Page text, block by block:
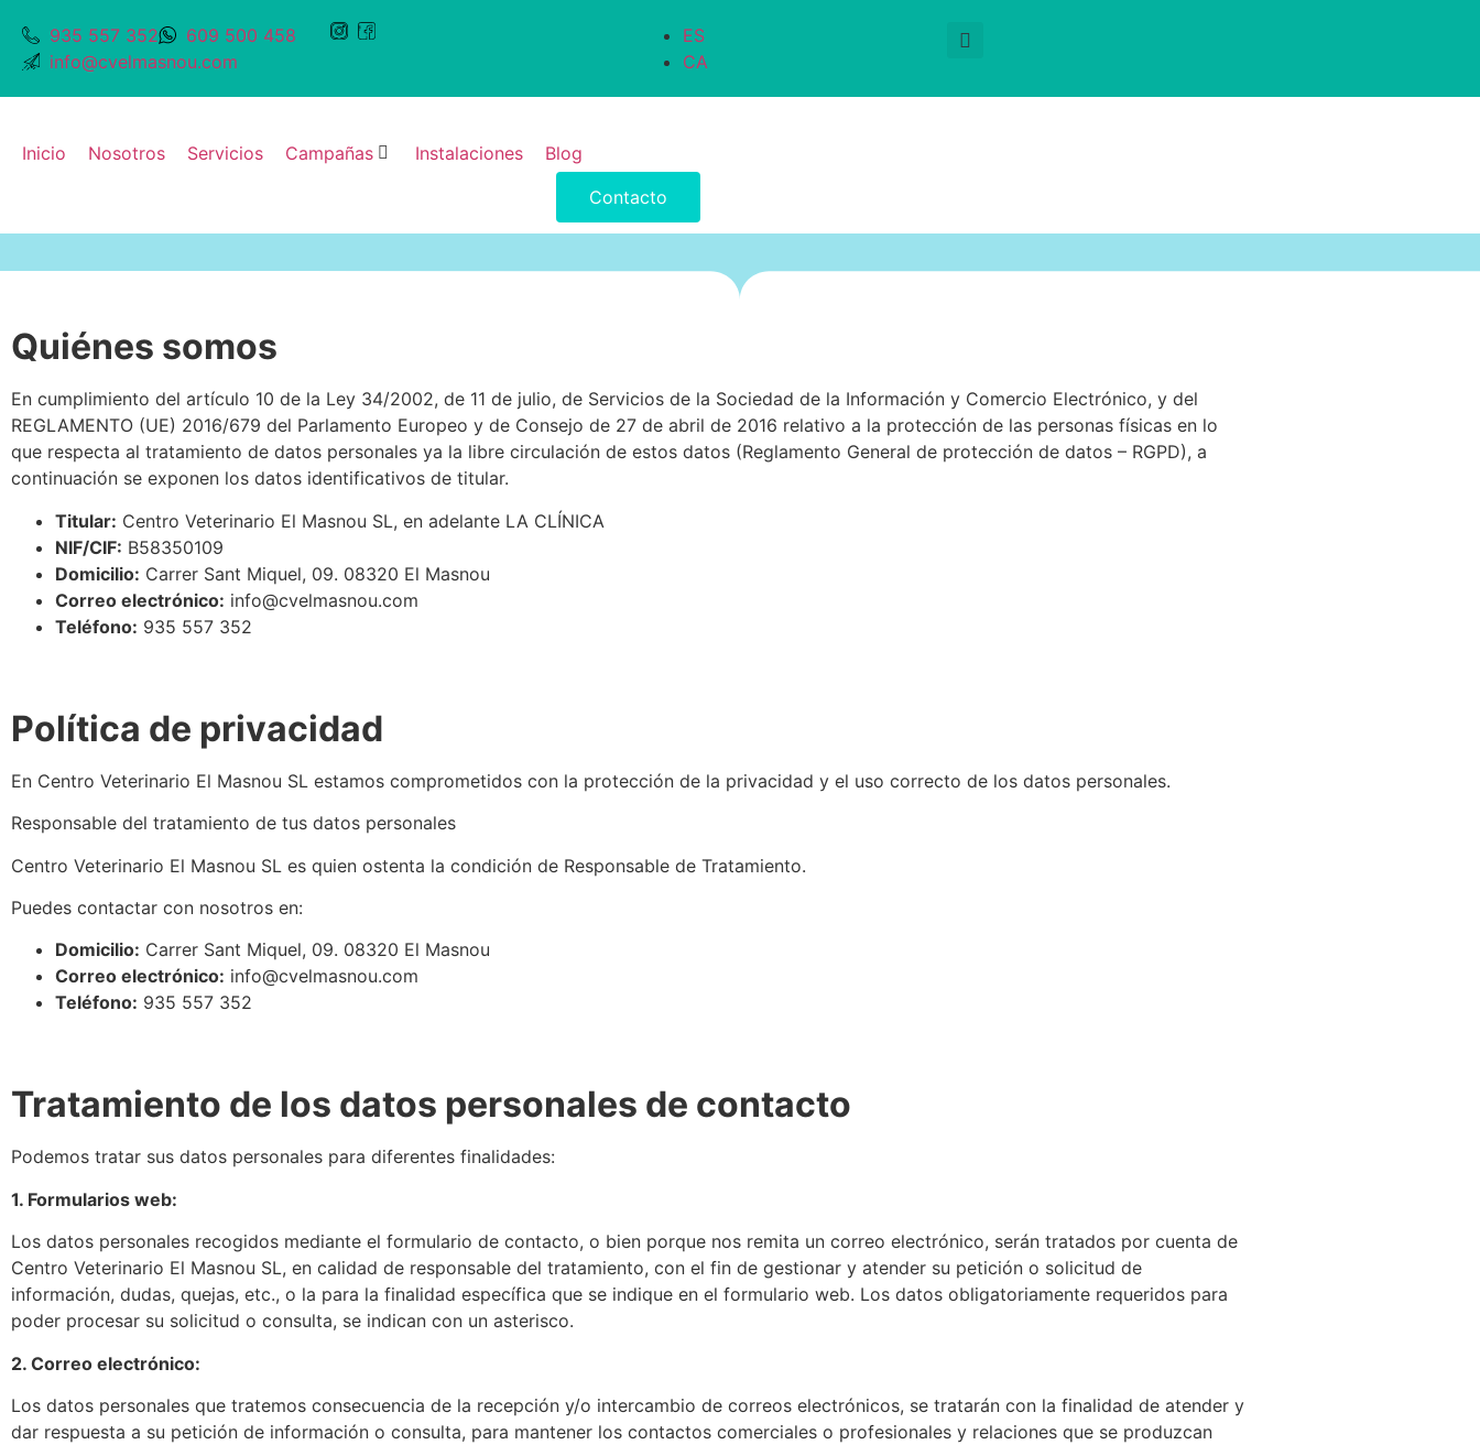
935 557 352
609 500 458
info@cvelmasnou.com
ES
CA
Inicio Nosotros Servicios Campañas Instalaciones
Blog
Contacto
Quiénes somos
En cumplimiento del artículo 10 de la Ley 34/2002, de 11 de julio, de Servicios de la Sociedad de la Información y Comercio Electrónico, y del
REGLAMENTO (UE) 2016/679 del Parlamento Europeo y de Consejo de 27 de abril de 2016 relativo a la protección de las personas físicas en lo
que respecta al tratamiento de datos personales ya la libre circulación de estos datos (Reglamento General de protección de datos – RGPD), a
continuación se exponen los datos identificativos de titular.
Titular: Centro Veterinario El Masnou SL, en adelante LA CLÍNICA
NIF/CIF: B58350109
Domicilio: Carrer Sant Miquel, 09. 08320 El Masnou
Correo electrónico: info@cvelmasnou.com
Teléfono: 935 557 352
Política de privacidad
En Centro Veterinario El Masnou SL estamos comprometidos con la protección de la privacidad y el uso correcto de los datos personales.
Responsable del tratamiento de tus datos personales
Centro Veterinario El Masnou SL es quien ostenta la condición de Responsable de Tratamiento.
Puedes contactar con nosotros en:
Domicilio: Carrer Sant Miquel, 09. 08320 El Masnou
Correo electrónico: info@cvelmasnou.com
Teléfono: 935 557 352
Tratamiento de los datos personales de contacto
Podemos tratar sus datos personales para diferentes finalidades:
1. Formularios web:
Los datos personales recogidos mediante el formulario de contacto, o bien porque nos remita un correo electrónico, serán tratados por cuenta de
Centro Veterinario El Masnou SL, en calidad de responsable del tratamiento, con el fin de gestionar y atender su petición o solicitud de
información, dudas, quejas, etc., o la para la finalidad específica que se indique en el formulario web. Los datos obligatoriamente requeridos para
poder procesar su solicitud o consulta, se indican con un asterisco.
2. Correo electrónico:
Los datos personales que tratemos consecuencia de la recepción y/o intercambio de correos electrónicos, se tratarán con la finalidad de atender y
dar respuesta a su petición de información o consulta, para mantener los contactos comerciales o profesionales y relaciones que se produzcan